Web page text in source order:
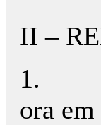
II –
1.
ora